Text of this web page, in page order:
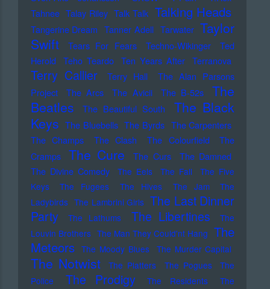
Tahnee Talay Riley Talk Talk Talking Heads
Tangerine Dream Tanner Adell Tarwater Taylor
Swift
Tears For Fears Techno-Wikinger
Ted
Herold
Teho Teardo Ten Years After Terranova
Terry Callier Terry Hall
The Alan Parsons
Project
The Arcs The Avicii The B-52s
The
Beatles
The Beautiful South
The Black
Keys The Bluebells The Byrds The Carpenters
The Champs
The Clash The Colourfield
The
Cramps
The Cure The Curs
The Damned
The Divine Comedy
The Eels The Fall
The Five
Keys
The Fugees The Hives The Jam
The
Ladybirds The Lambrini Girls The Last Dinner
Party
The Lathums The Libertines
The
Louvin Brothers The Man They Could'nt Hang The
Meteors The Moody Blues The Murder Capital
The Notwist The Platters The Pogues
The
Police
The Prodigy The Residents
The